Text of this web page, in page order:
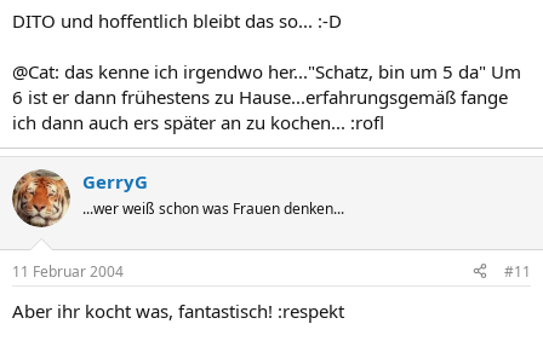
DITO und hoffentlich bleibt das so... :-D
@Cat: das kenne ich irgendwo her..."Schatz, bin um 5 da" Um
6 ist er dann frühestens zu Hause...erfahrungsgemäß fange
ich dann auch ers später an zu kochen... :rofl
GerryG
...wer weiß schon was Frauen denken...
11 Februar 2004 #11
Aber ihr kocht was, fantastisch! :respekt